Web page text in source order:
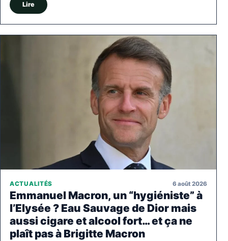
Lire
ACTUALITÉS 6 août 2026
Emmanuel Macron, un “hygiéniste” à
l’Elysée ? Eau Sauvage de Dior mais
aussi cigare et alcool fort… et ça ne
plaît pas à Brigitte Macron